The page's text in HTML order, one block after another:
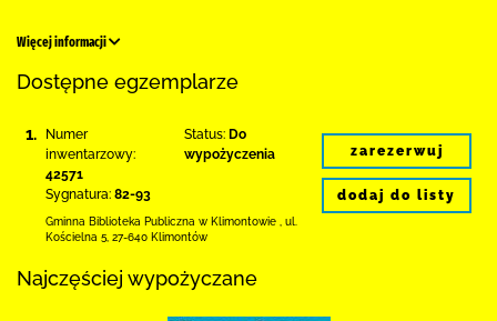
Więcej informacji
Dostępne egzemplarze
1.
Numer
inwentarzowy:
42571
Sygnatura: 82-93
Status: Do
wypożyczenia
Gminna Biblioteka Publiczna w Klimontowie
ul.
Kościelna 5 27-640 Klimontów
zarezerwuj
dodaj do listy
Najczęściej wypożyczane